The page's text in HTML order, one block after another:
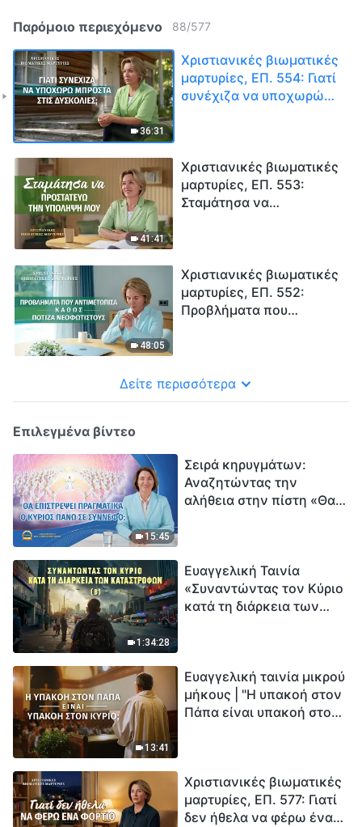
Παρόμοιο περιεχόμενο 88/577
36:31
Χριστιανικές βιωματικές
μαρτυρίες, ΕΠ. 554: Γιατί
συνέχιζα να υποχωρώ
41:41
Χριστιανικές βιωματικές
μαρτυρίες, ΕΠ. 553:
Σταμάτησα να
48:05
Χριστιανικές βιωματικές
μαρτυρίες, ΕΠ. 552:
Προβλήματα που
Δείτε περισσότερα
Επιλεγμένα βίντεο
15:45
Σειρά κηρυγμάτων:
Αναζητώντας την
αλήθεια στην πίστη «Θα
1:34:28
Ευαγγελική Ταινία
«Συναντώντας τον Κύριο
κατά τη διάρκεια των
εξαφάνισης». Οι
καταστροφές χτυπούν.
Ξεκινά η αντίστροφη
13:41
Ευαγγελική ταινία μικρού
μήκους | "Η υπακοή στον
Πάπα είναι υπακοή στον
Χριστιανικές βιωματικές
μαρτυρίες, ΕΠ. 577: Γιατί
δεν ήθελα να φέρω ένα